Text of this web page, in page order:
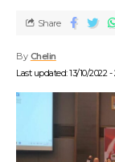
Last updated: 13/10/2022 -
By Chelin
Share